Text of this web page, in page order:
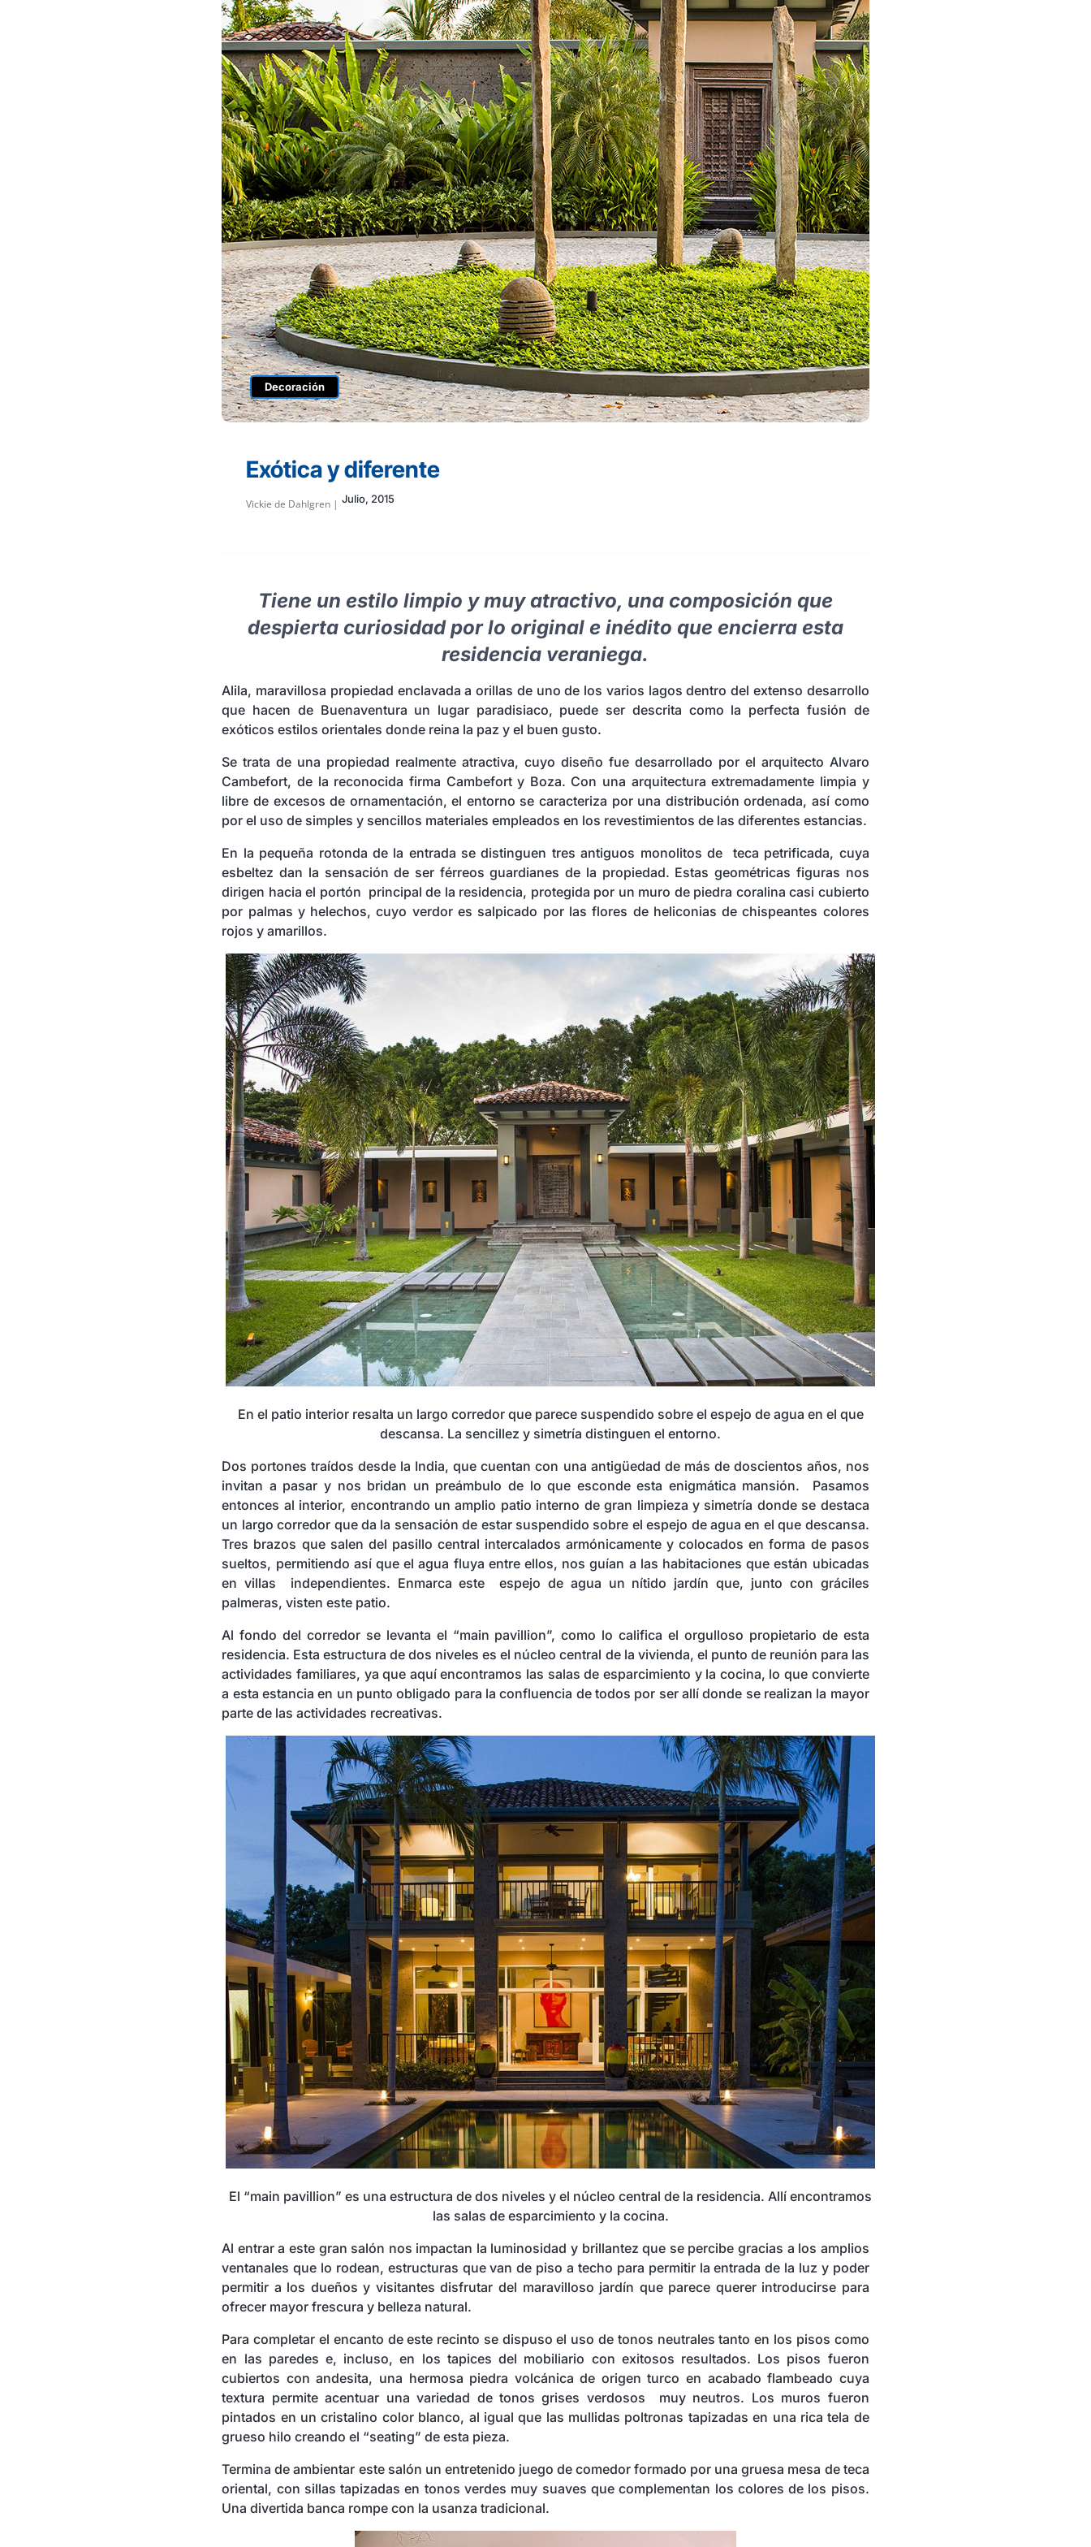
Decoración
Exótica y diferente
Vickie de Dahlgren | Julio, 2015
Tiene un estilo limpio y muy atractivo, una composición que
despierta curiosidad por lo original e inédito que encierra esta
residencia veraniega.
Alila, maravillosa propiedad enclavada a orillas de uno de los varios lagos dentro del extenso desarrollo
que hacen de Buenaventura un lugar paradisiaco, puede ser descrita como la perfecta fusión de
exóticos estilos orientales donde reina la paz y el buen gusto.
Se trata de una propiedad realmente atractiva, cuyo diseño fue desarrollado por el arquitecto Alvaro
Cambefort, de la reconocida firma Cambefort y Boza. Con una arquitectura extremadamente limpia y
libre de excesos de ornamentación, el entorno se caracteriza por una distribución ordenada, así como
por el uso de simples y sencillos materiales empleados en los revestimientos de las diferentes estancias.
En la pequeña rotonda de la entrada se distinguen tres antiguos monolitos de teca petrificada, cuya
esbeltez dan la sensación de ser férreos guardianes de la propiedad. Estas geométricas figuras nos
dirigen hacia el portón principal de la residencia, protegida por un muro de piedra coralina casi cubierto
por palmas y helechos, cuyo verdor es salpicado por las flores de heliconias de chispeantes colores
rojos y amarillos.
En el patio interior resalta un largo corredor que parece suspendido sobre el espejo de agua en el que
descansa. La sencillez y simetría distinguen el entorno.
Dos portones traídos desde la India, que cuentan con una antigüedad de más de doscientos años, nos
invitan a pasar y nos bridan un preámbulo de lo que esconde esta enigmática mansión. Pasamos
entonces al interior, encontrando un amplio patio interno de gran limpieza y simetría donde se destaca
un largo corredor que da la sensación de estar suspendido sobre el espejo de agua en el que descansa.
Tres brazos que salen del pasillo central intercalados armónicamente y colocados en forma de pasos
sueltos, permitiendo así que el agua fluya entre ellos, nos guían a las habitaciones que están ubicadas
en villas independientes. Enmarca este espejo de agua un nítido jardín que, junto con gráciles
palmeras, visten este patio.
Al fondo del corredor se levanta el “main pavillion”, como lo califica el orgulloso propietario de esta
residencia. Esta estructura de dos niveles es el núcleo central de la vivienda, el punto de reunión para las
actividades familiares, ya que aquí encontramos las salas de esparcimiento y la cocina, lo que convierte
a esta estancia en un punto obligado para la confluencia de todos por ser allí donde se realizan la mayor
parte de las actividades recreativas.
El “main pavillion” es una estructura de dos niveles y el núcleo central de la residencia. Allí encontramos
las salas de esparcimiento y la cocina.
Al entrar a este gran salón nos impactan la luminosidad y brillantez que se percibe gracias a los amplios
ventanales que lo rodean, estructuras que van de piso a techo para permitir la entrada de la luz y poder
permitir a los dueños y visitantes disfrutar del maravilloso jardín que parece querer introducirse para
ofrecer mayor frescura y belleza natural.
Para completar el encanto de este recinto se dispuso el uso de tonos neutrales tanto en los pisos como
en las paredes e, incluso, en los tapices del mobiliario con exitosos resultados. Los pisos fueron
cubiertos con andesita, una hermosa piedra volcánica de origen turco en acabado flambeado cuya
textura permite acentuar una variedad de tonos grises verdosos muy neutros. Los muros fueron
pintados en un cristalino color blanco, al igual que las mullidas poltronas tapizadas en una rica tela de
grueso hilo creando el “seating” de esta pieza.
Termina de ambientar este salón un entretenido juego de comedor formado por una gruesa mesa de teca
oriental, con sillas tapizadas en tonos verdes muy suaves que complementan los colores de los pisos.
Una divertida banca rompe con la usanza tradicional.